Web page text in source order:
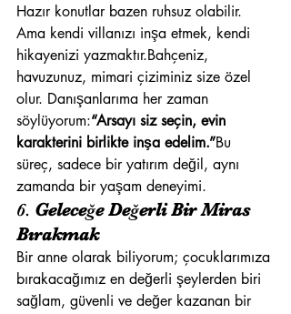
Hazır konutlar bazen ruhsuz olabilir.
Ama kendi villanızı inşa etmek, kendi
hikayenizi yazmaktır.Bahçeniz,
havuzunuz, mimari çiziminiz size özel
olur. Danışanlarıma her zaman
söylüyorum:“Arsayı siz seçin, evin
karakterini birlikte inşa edelim.”Bu
süreç, sadece bir yatırım değil, aynı
zamanda bir yaşam deneyimi.
6. Geleceğe Değerli Bir Miras
Bırakmak
Bir anne olarak biliyorum; çocuklarımıza
bırakacağımız en değerli şeylerden biri
sağlam, güvenli ve değer kazanan bir